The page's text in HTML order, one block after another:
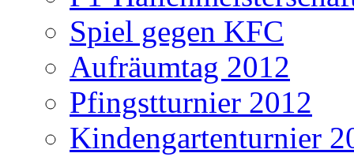
Spiel gegen KFC
Aufräumtag 2012
Pfingstturnier 2012
Kindengartenturnier